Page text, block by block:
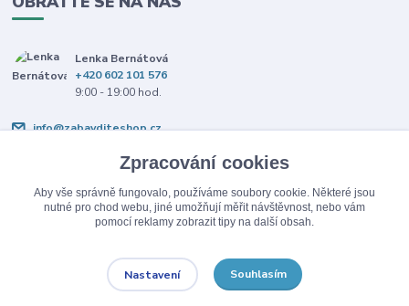
Lenka Bernátová
+420 602 101 576
9:00 - 19:00 hod.
info@zabavditeshop.cz
Upravit sběr cookies.
Zpracování cookies
Aby vše správně fungovalo, používáme soubory cookie. Některé jsou
nutné pro chod webu, jiné umožňují měřit návštěvnost, nebo vám
pomocí reklamy zobrazit tipy na další obsah.
Nastavení Souhlasím